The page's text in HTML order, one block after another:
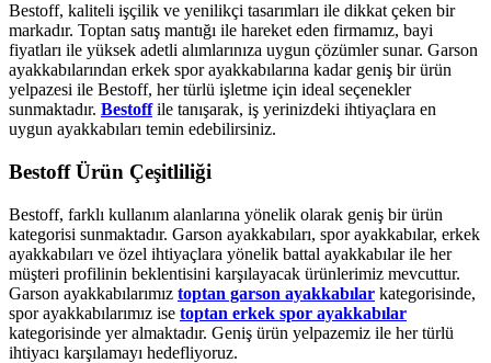
Bestoff, kaliteli işçilik ve yenilikçi tasarımları ile dikkat çeken bir
markadır. Toptan satış mantığı ile hareket eden firmamız, bayi
fiyatları ile yüksek adetli alımlarınıza uygun çözümler sunar. Garson
ayakkabılarından erkek spor ayakkabılarına kadar geniş bir ürün
yelpazesi ile Bestoff, her türlü işletme için ideal seçenekler
sunmaktadır. Bestoffile tanışarak, iş yerinizdeki ihtiyaçlara en
uygun ayakkabıları temin edebilirsiniz.
Bestoff Ürün Çeşitliliği
Bestoff, farklı kullanım alanlarına yönelik olarak geniş bir ürün
kategorisi sunmaktadır. Garson ayakkabıları, spor ayakkabılar, erkek
ayakkabıları ve özel ihtiyaçlara yönelik battal ayakkabılar ile her
müşteri profilinin beklentisini karşılayacak ürünlerimiz mevcuttur.
Garson ayakkabılarımız toptan garson ayakkabılar kategorisinde,
spor ayakkabılarımız ise toptan erkek spor ayakkabılar
kategorisinde yer almaktadır. Geniş ürün yelpazemiz ile her türlü
ihtiyacı karşılamayı hedefliyoruz.